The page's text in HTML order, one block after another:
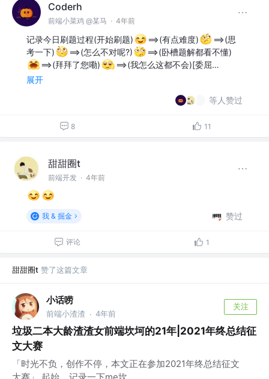
Coderh
前端小菜鸡 @某马 · 4年前
记录今日刷题过程(开始刷题) ==>(有点难度)
==>(思
考一下)
==>(怎么不对呢?)
==>(卧槽题解都看不懂)
==>(拜拜了您嘞)
==>(我怎么这都不会)[委屈…
展开
等人赞过
8 11
甜甜圈t
前端开发 · 4年前
我 & 掘金 赞过
评论 1
甜甜圈t 赞了这篇文章
小话唠
前端小渣渣 · 4年前
关注
垃圾二本大龄渣渣女前端坎坷的21年|2021年终总结征
文大赛
「时光不负，创作不停，本文正在参加2021年终总结征文